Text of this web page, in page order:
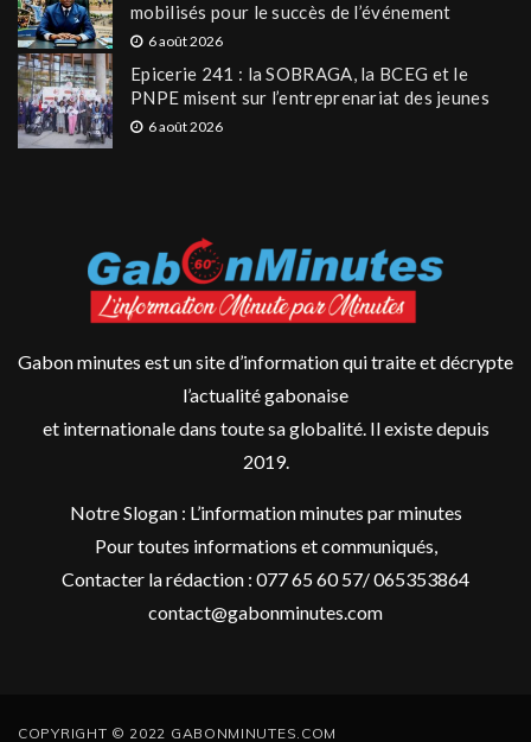
mobilisés pour le succès de l’événement
6 août 2026
Epicerie 241 : la SOBRAGA, la BCEG et le
PNPE misent sur l’entreprenariat des jeunes
6 août 2026
Gabon minutes est un site d’information qui traite et décrypte
l’actualité gabonaise
et internationale dans toute sa globalité. Il existe depuis
2019.
Notre Slogan : L’information minutes par minutes
Pour toutes informations et communiqués,
Contacter la rédaction : 077 65 60 57/ 065353864
contact@gabonminutes.com
COPYRIGHT © 2022 GABONMINUTES.COM